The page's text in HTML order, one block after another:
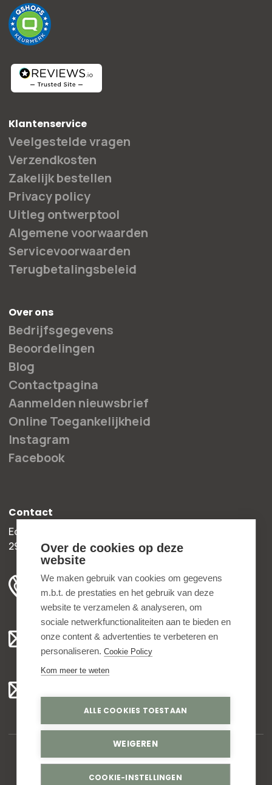
Klantenservice
Veelgestelde vragen
Verzendkosten
Zakelijk bestellen
Privacy policy
Uitleg ontwerptool
Algemene voorwaarden
Servicevoorwaarden
Terugbetalingsbeleid
Over ons
Bedrijfsgegevens
Beoordelingen
Blog
Contactpagina
Aanmelden nieuwsbrief
Online Toegankelijkheid
Instagram
Facebook
Contact
Edisonweg 30b
2952 AD Alblasserdam
+31 78 204 90 50
ma t/m vr 8.00 - 16.30 uur
Algemeen:
info@bedankjes.nl
klantenservice@bedankjes.nl
© Copyright 2026,Bedankjes.nl. All rights reserved
Over de cookies op deze
website
We maken gebruik van cookies om gegevens
m.b.t. de prestaties en het gebruik van deze
website te verzamelen & analyseren, om
sociale netwerkfunctionaliteiten aan te bieden en
onze content & advertenties te verbeteren en
personaliseren.Cookie Policy
Kom meer te weten
ALLE COOKIES TOESTAAN
WEIGEREN
COOKIE-INSTELLINGEN